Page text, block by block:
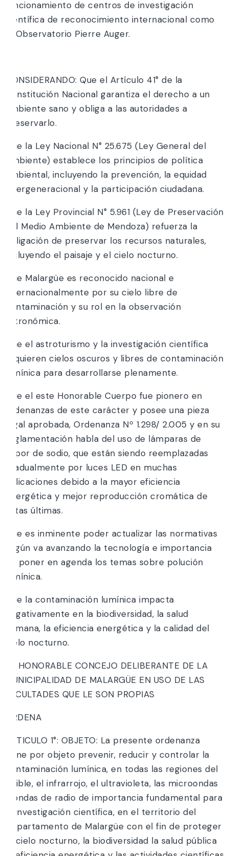
funcionamiento de centros de investigación
científica de reconocimiento internacional como
el Observatorio Pierre Auger.
CONSIDERANDO: Que el Artículo 41° de la
Constitución Nacional garantiza el derecho a un
ambiente sano y obliga a las autoridades a
preservarlo.
Que la Ley Nacional N° 25.675 (Ley General del
Ambiente) establece los principios de política
ambiental, incluyendo la prevención, la equidad
intergeneracional y la participación ciudadana.
Que la Ley Provincial N° 5.961 (Ley de Preservación
del Medio Ambiente de Mendoza) refuerza la
obligación de preservar los recursos naturales,
incluyendo el paisaje y el cielo nocturno.
Que Malargüe es reconocido nacional e
internacionalmente por su cielo libre de
contaminación y su rol en la observación
astronómica.
Que el astroturismo y la investigación científica
requieren cielos oscuros y libres de contaminación
lumínica para desarrollarse plenamente.
Que el este Honorable Cuerpo fue pionero en
ordenanzas de este carácter y posee una pieza
legal aprobada, Ordenanza Nº 1.298/ 2.005 y en su
reglamentación habla del uso de lámparas de
vapor de sodio, que están siendo reemplazadas
gradualmente por luces LED en muchas
aplicaciones debido a la mayor eficiencia
energética y mejor reproducción cromática de
estas últimas.
Que es inminente poder actualizar las normativas
según va avanzando la tecnología e importancia
de poner en agenda los temas sobre polución
lumínica.
Que la contaminación lumínica impacta
negativamente en la biodiversidad, la salud
humana, la eficiencia energética y la calidad del
cielo nocturno.
EL HONORABLE CONCEJO DELIBERANTE DE LA
MUNICIPALIDAD DE MALARGÜE EN USO DE LAS
FACULTADES QUE LE SON PROPIAS
ORDENA
ARTICULO 1°: OBJETO: La presente ordenanza
tiene por objeto prevenir, reducir y controlar la
contaminación lumínica, en todas las regiones del
visible, el infrarrojo, el ultravioleta, las microondas
y ondas de radio de importancia fundamental para
la investigación científica, en el territorio del
Departamento de Malargüe con el fin de proteger
el cielo nocturno, la biodiversidad la salud pública